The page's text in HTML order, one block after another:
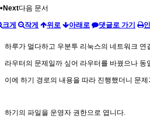
Next다음 문서
크게 작게 위로 아래로 댓글로 가기
하루가 멀다하고 우분투 리눅스의 네트워크 연
라우터의 문제일까 싶어 라우터를 바꿨으나 동
이에 하기 경로의 내용을 따라 진행했더니 문
하기의 파일을 운영자 권한으로 엽니다.